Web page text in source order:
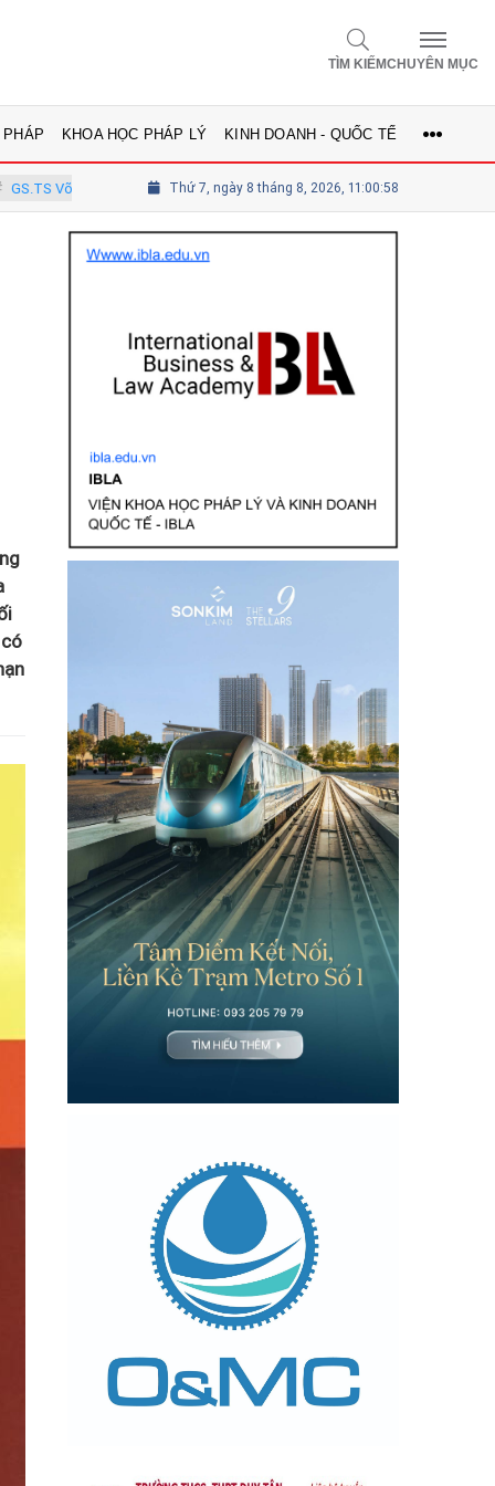
TÌM KIẾMCHUYÊN MỤC
KHOA HỌC PHÁP LÝ KINH DOANH - QUỐC TẾ
Vinh - Ủy viên Hội đồng Tổng biên tập Lê Thị Mai Phương -
Thứ 7, ngày 8 tháng 8, 2026, 11:00:59